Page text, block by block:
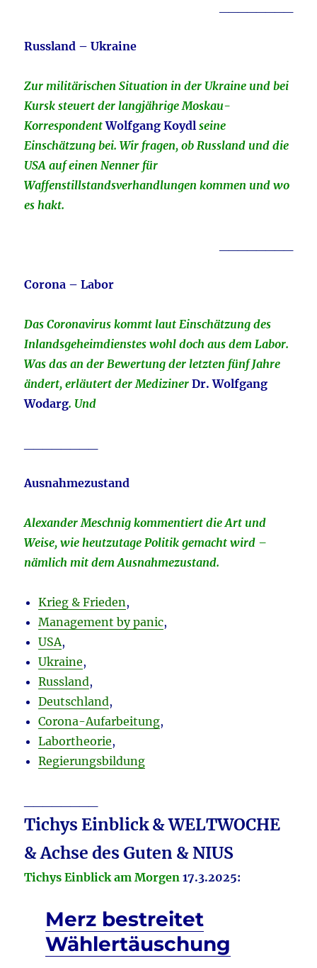
Russland – Ukraine
Zur militärischen Situation in der Ukraine und bei
Kursk steuert der langjährige Moskau-
KorrespondentWolfgang Koydl seine
Einschätzung bei. Wir fragen, ob Russland und die
USA auf einen Nenner für
Waffenstillstandsverhandlungen kommen und wo
es hakt.
Corona – Labor
Das Coronavirus kommt laut Einschätzung des
Inlandsgeheimdienstes wohl doch aus dem Labor.
Was das an der Bewertung der letzten fünf Jahre
ändert, erläutert der MedizinerDr. Wolfgang
Wodarg. Und
Ausnahmezustand
Alexander Meschnig kommentiert die Art und
Weise, wie heutzutage Politik gemacht wird –
nämlich mit dem Ausnahmezustand.
Krieg & Frieden,
Management by panic,
USA,
Ukraine,
Russland,
Deutschland,
Corona-Aufarbeitung,
Labortheorie,
Regierungsbildung
Tichys Einblick & WELTWOCHE
& Achse des Guten & NIUS
Tichys Einblick am Morgen 17.3.2025:
Merz bestreitet
Wählertäuschung